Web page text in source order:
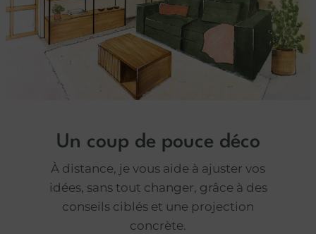
Un coup de pouce déco
À distance, je vous aide à ajuster vos
idées, sans tout changer, grâce à des
conseils ciblés et une projection
concrète.